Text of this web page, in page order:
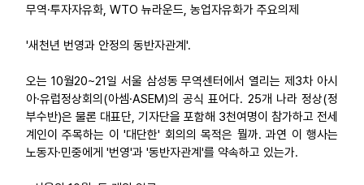
무역·투자자유화, WTO 뉴라운드, 농업자유화가 주요의제
'새천년 번영과 안정의 동반자관계'.
오는 10월20~21일 서울 삼성동 무역센터에서 열리는 제3차 아시
아·유럽정상회의(아셈·ASEM)의 공식 표어다. 25개 나라 정상(정
부수반)은 물론 대표단, 기자단을 포함해 3천여명이 참가하고 전세
계인이 주목하는 이 '대단한' 회의의 목적은 뭘까. 과연 이 행사는
노동자·민중에게 '번영'과 '동반자관계'를 약속하고 있는가.
부설기관